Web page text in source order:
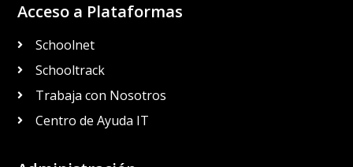
Acceso a Plataformas
Schoolnet
Schooltrack
Trabaja con Nosotros
Centro de Ayuda IT